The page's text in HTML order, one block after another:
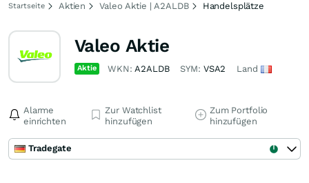
Startseite Aktien Valeo Aktie | A2ALDB Handelsplätze
Valeo Aktie
Aktie WKN:A2ALDB SYM: VSA2 Land
Alarme
einrichten
Zur Watchlist
hinzufügen
Zum Portfolio
hinzufügen
Tradegate